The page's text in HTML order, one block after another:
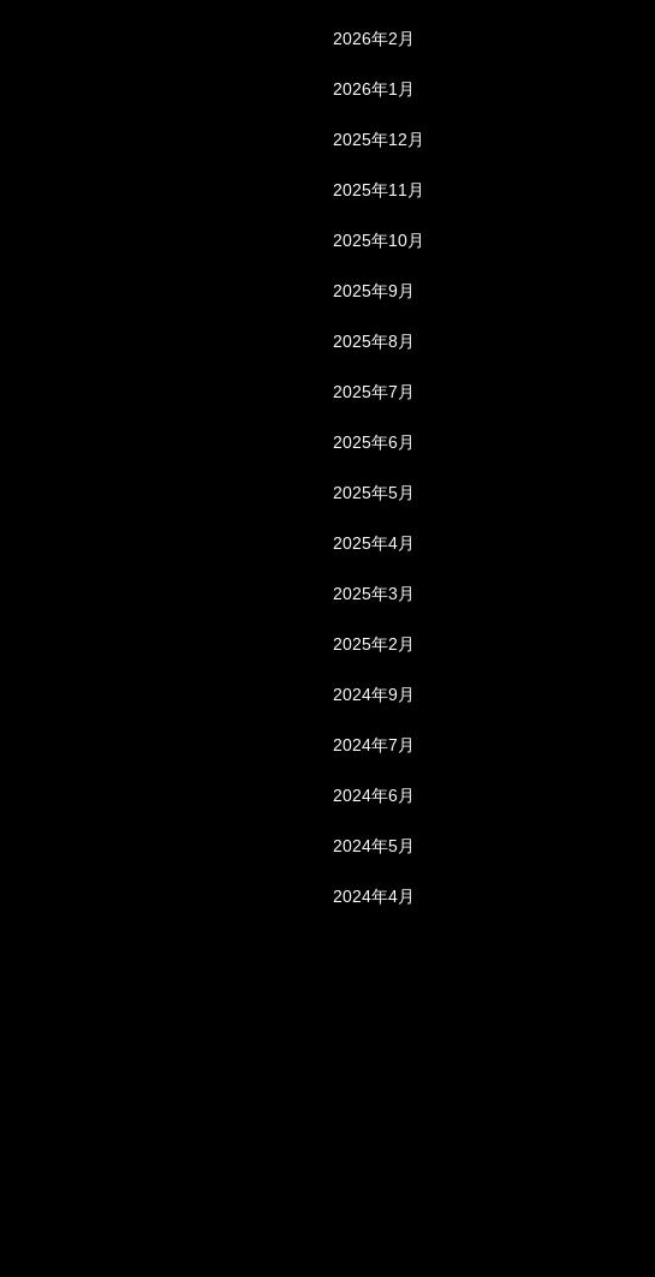
2026年2月
2026年1月
2025年12月
2025年11月
2025年10月
2025年9月
2025年8月
2025年7月
2025年6月
2025年5月
2025年4月
2025年3月
2025年2月
2024年9月
2024年7月
2024年6月
2024年5月
2024年4月